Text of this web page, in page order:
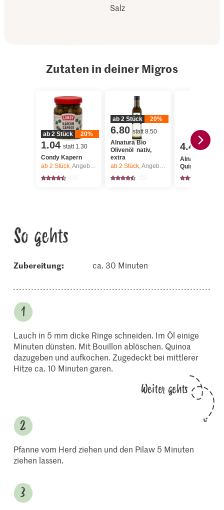
Salz
Zutaten in deiner Migros
ab 2 Stück 20%
1.04 statt 1.30
Condy Kapern
ab 2 Stück,Angebot gilt nur vom 6.8. bis 12.8.2026, solange Vorrat.
ab 2 Stück 20%
6.80 statt 8.50
Alnatura Bio
Olivenöl nativ,
extra
ab 2 Stück,Angebot gilt nur vom 6.8. bis 12.8.2026, solange Vorrat.
4.45
Alnatura Bio
Quinoa bunt
So gehts
Zubereitung: ca. 30 Minuten
Lauch in 5 mm dicke Ringe schneiden. Im Öl einige
Minuten dünsten. Mit Bouillon ablöschen. Quinoa
dazugeben und aufkochen. Zugedeckt bei mittlerer
Hitze ca. 10 Minuten garen.
Weiter gehts
Pfanne vom Herd ziehen und den Pilaw 5 Minuten
ziehen lassen.